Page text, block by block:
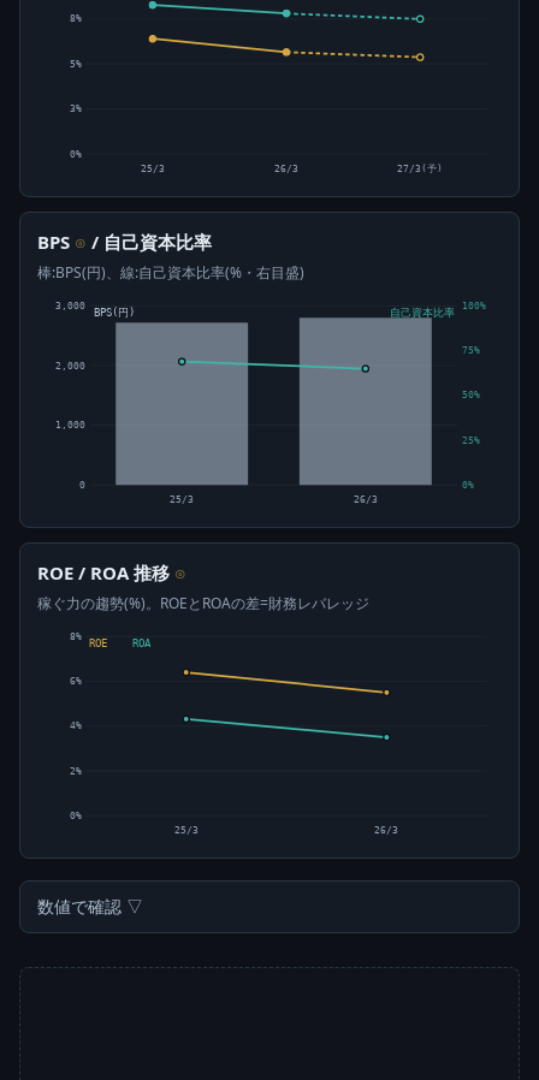
0%
3%
5%
8%
25/3 26/3 27/3(予)
BPS ⊙ / 自己資本比率
棒:BPS(円)、線:自己資本比率(%・右目盛)
0
1,000
2,000
3,000
0%
25%
50%
75%
100%
25/3 26/3
BPS(円) 自己資本比率
ROE / ROA 推移 ⊙
稼ぐ力の趨勢(%)。ROEとROAの差=財務レバレッジ
0%
2%
4%
6%
8%
ROE ROA
25/3 26/3
数値で確認 ▽